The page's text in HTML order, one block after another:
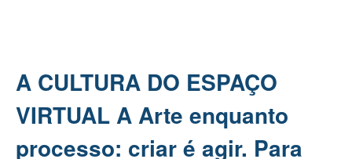
A CULTURA DO ESPAÇO
VIRTUAL A Arte enquanto
processo: criar é agir. Para